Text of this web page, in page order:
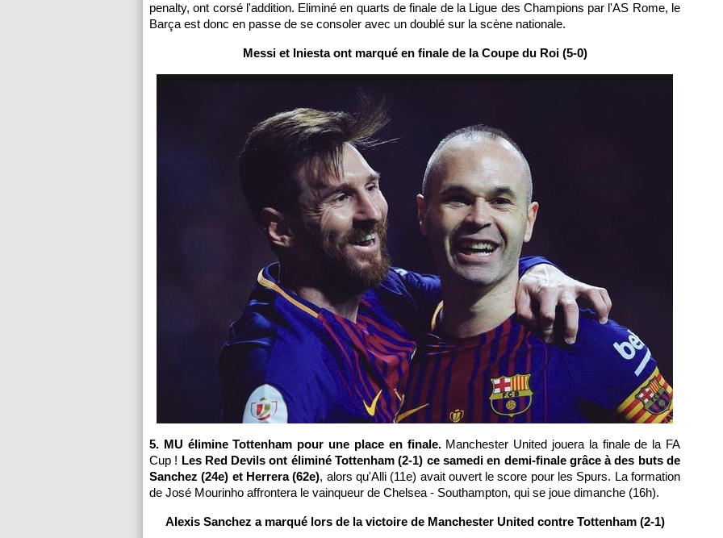
penalty, ont corsé l'addition. Eliminé en quarts de finale de la Ligue des Champions par l'AS Rome, le
Barça est donc en passe de se consoler avec un doublé sur la scène nationale.
Messi et Iniesta ont marqué en finale de la Coupe du Roi (5-0)
5. MU élimine Tottenham pour une place en finale.Manchester United jouera la finale de la FA
Cup ! Les Red Devils ont éliminé Tottenham (2-1) ce samedi en demi-finale grâce à des buts de
Sanchez (24e) et Herrera (62e), alors qu'Alli (11e) avait ouvert le score pour les Spurs. La formation
de José Mourinho affrontera le vainqueur de Chelsea - Southampton, qui se joue dimanche (16h).
Alexis Sanchez a marqué lors de la victoire de Manchester United contre Tottenham (2-1)